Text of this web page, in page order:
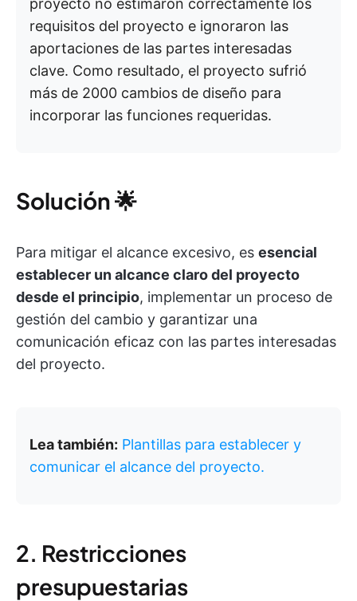
proyecto no estimaron correctamente los
requisitos del proyecto e ignoraron las
aportaciones de las partes interesadas
clave. Como resultado, el proyecto sufrió
más de 2000 cambios de diseño para
incorporar las funciones requeridas.
Solución🌟
Para mitigar el alcance excesivo, es esencial
establecer un alcance claro del proyecto
desde el principio, implementar un proceso de
gestión del cambio y garantizar una
comunicación eficaz con las partes interesadas
del proyecto.
Lea también: Plantillas para establecer y
comunicar el alcance del proyecto.
2. Restricciones
presupuestarias